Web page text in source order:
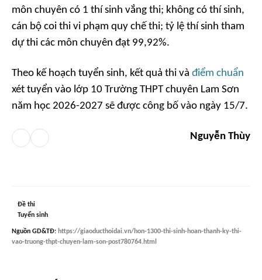
môn chuyên có 1 thí sinh vắng thi; không có thí sinh,
cán bộ coi thi vi phạm quy chế thi; tỷ lệ thí sinh tham
dự thi các môn chuyên đạt 99,92%.
Theo kế hoạch tuyển sinh, kết quả thi và điểm chuẩn
xét tuyển vào lớp 10 Trường THPT chuyên Lam Sơn
năm học 2026-2027 sẽ được công bố vào ngày 15/7.
Nguyễn Thùy
Đề thi
Tuyển sinh
Nguồn GD&TĐ: https://giaoducthoidai.vn/hon-1300-thi-sinh-hoan-thanh-ky-thi-
vao-truong-thpt-chuyen-lam-son-post780764.html